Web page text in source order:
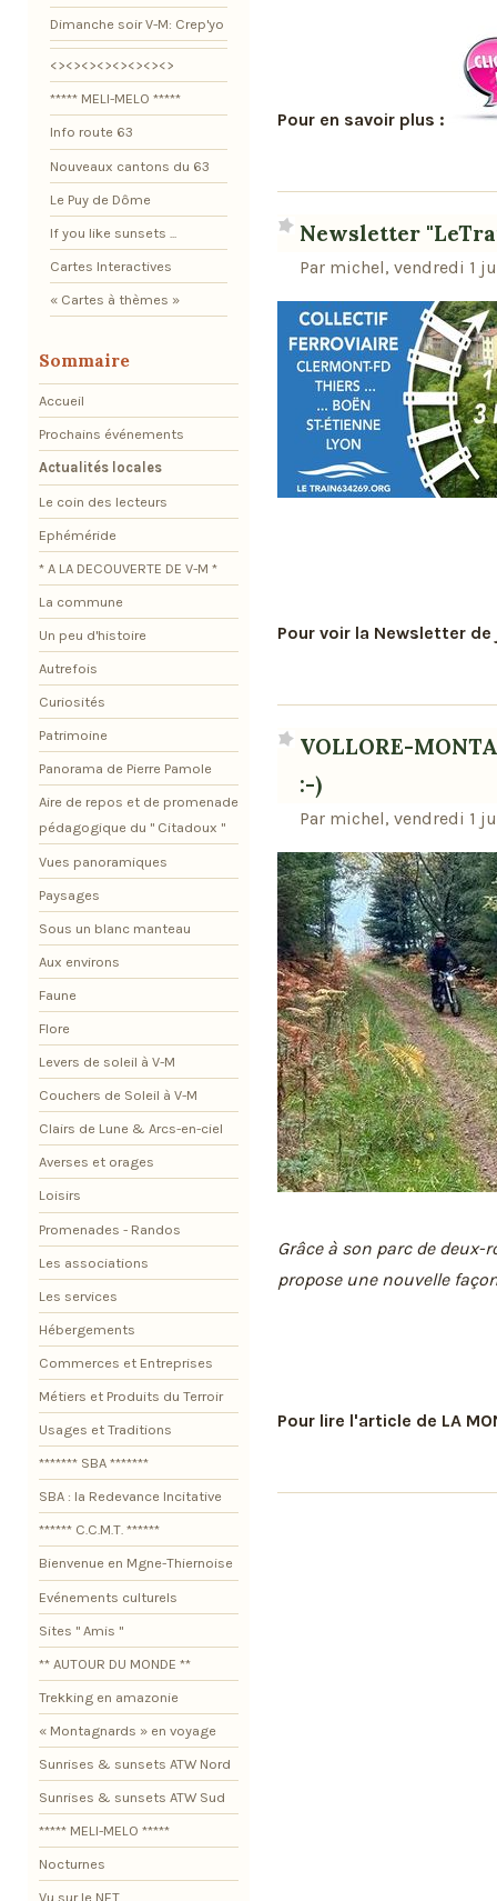
Pour en savoir plus :
Newsletter
Par michel, vendredi 1
Pour voir la Newsletter
VOLLORE-
:-)
Par michel, vendredi 1
Grâce à son parc de deux-
propose une nouvelle
Pour lire l'article de LA
Dimanche soir V-M: Crep'yo
<><><><><><><><>
***** MELI-MELO *****
Info route 63
Nouveaux cantons du 63
Le Puy de Dôme
If you like sunsets ...
Cartes Interactives
« Cartes à thèmes »
Sommaire
Accueil
Prochains événements
Actualités locales
Le coin des lecteurs
Ephéméride
* A LA DECOUVERTE DE V-M *
La commune
Un peu d'histoire
Autrefois
Curiosités
Patrimoine
Panorama de Pierre Pamole
Aire de repos et de promenade
pédagogique du " Citadoux "
Vues panoramiques
Paysages
Sous un blanc manteau
Aux environs
Faune
Flore
Levers de soleil à V-M
Couchers de Soleil à V-M
Clairs de Lune & Arcs-en-ciel
Averses et orages
Loisirs
Promenades - Randos
Les associations
Les services
Hébergements
Commerces et Entreprises
Métiers et Produits du Terroir
Usages et Traditions
******* SBA *******
SBA : la Redevance Incitative
****** C.C.M.T. ******
Bienvenue en Mgne-Thiernoise
Evénements culturels
Sites " Amis "
** AUTOUR DU MONDE **
Trekking en amazonie
« Montagnards » en voyage
Sunrises & sunsets ATW Nord
Sunrises & sunsets ATW Sud
***** MELI-MELO *****
Nocturnes
Vu sur le NET